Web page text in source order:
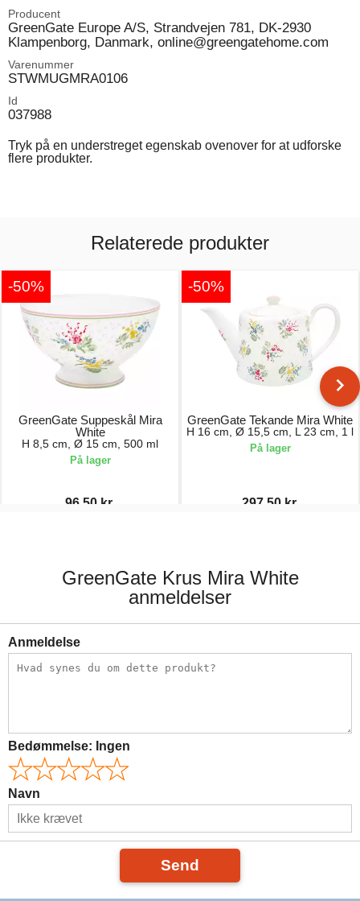
Producent
GreenGate Europe A/S, Strandvejen 781, DK-2930
Klampenborg, Danmark, online@greengatehome.com
Varenummer
STWMUGMRA0106
Id
037988
Tryk på en understreget egenskab ovenover for at udforske
flere produkter.
Relaterede produkter
-50%
GreenGate Suppeskål Mira
White
H 8,5 cm, Ø 15 cm, 500 ml
På lager
96,50 kr.
-50%
GreenGate Tekande Mira White
H 16 cm, Ø 15,5 cm, L 23 cm, 1 l
På lager
297,50 kr.
GreenGate Krus Mira White
anmeldelser
Anmeldelse
Bedømmelse: Ingen
Navn
Send